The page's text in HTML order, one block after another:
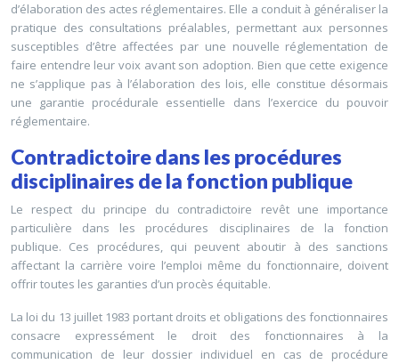
d’élaboration des actes réglementaires. Elle a conduit à généraliser la
pratique des consultations préalables, permettant aux personnes
susceptibles d’être affectées par une nouvelle réglementation de
faire entendre leur voix avant son adoption. Bien que cette exigence
ne s’applique pas à l’élaboration des lois, elle constitue désormais
une garantie procédurale essentielle dans l’exercice du pouvoir
réglementaire.
Contradictoire dans les procédures
disciplinaires de la fonction publique
Le respect du principe du contradictoire revêt une importance
particulière dans les procédures disciplinaires de la fonction
publique. Ces procédures, qui peuvent aboutir à des sanctions
affectant la carrière voire l’emploi même du fonctionnaire, doivent
offrir toutes les garanties d’un procès équitable.
La loi du 13 juillet 1983 portant droits et obligations des fonctionnaires
consacre expressément le droit des fonctionnaires à la
communication de leur dossier individuel en cas de procédure